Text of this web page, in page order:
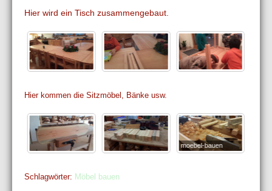
Hier wird ein Tisch zusammengebaut.
Hier kommen die Sitzmöbel, Bänke usw.
moebel-bauen
Schlagwörter: Möbel bauen